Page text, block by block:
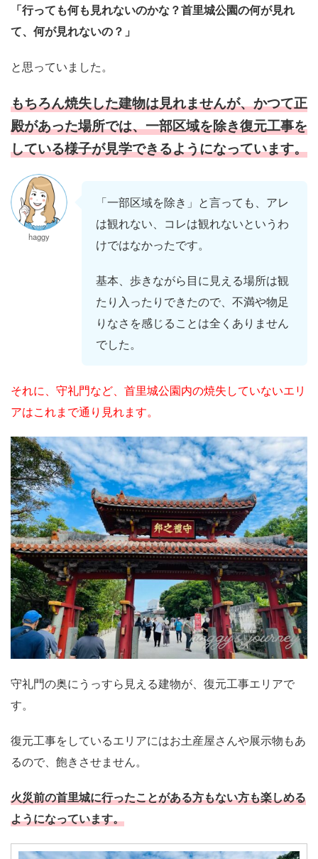
「行っても何も見れないのかな？首里城公園の何が見れ
て、何が見れないの？」
と思っていました。
もちろん焼失した建物は見れませんが、かつて正
殿があった場所では、一部区域を除き復元工事を
している様子が見学できるようになっています。
haggy
「一部区域を除き」と言っても、アレ
は観れない、コレは観れないというわ
けではなかったです。
基本、歩きながら目に見える場所は観
たり入ったりできたので、不満や物足
りなさを感じることは全くありません
でした。
それに、守礼門など、首里城公園内の焼失していないエリ
アはこれまで通り見れます。
守礼門の奥にうっすら見える建物が、復元工事エリアで
す。
復元工事をしているエリアにはお土産屋さんや展示物もあ
るので、飽きさせません。
火災前の首里城に行ったことがある方もない方も楽しめる
ようになっています。